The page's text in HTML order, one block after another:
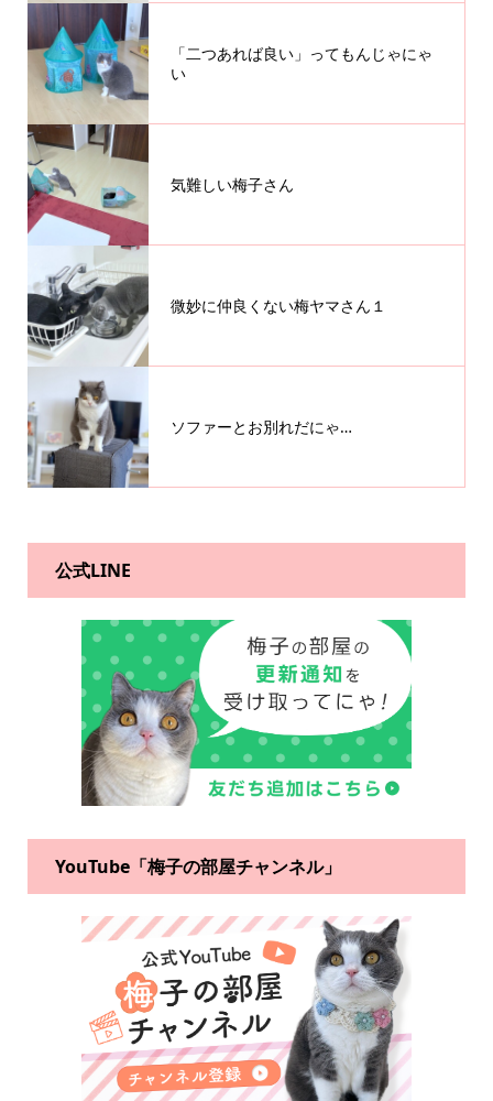
「二つあれば良い」ってもんじゃにゃ
い
気難しい梅子さん
微妙に仲良くない梅ヤマさん１
ソファーとお別れだにゃ…
公式LINE
YouTube「梅子の部屋チャンネル」